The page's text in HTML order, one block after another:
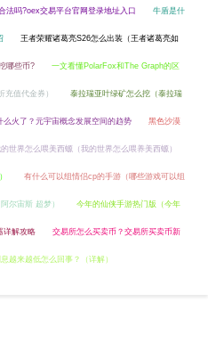
法吗?oex交易平台官网登录地址入口 牛盾是什
王者荣耀诸葛亮S26怎么出装（王者诸葛亮如
哪些币? 一文看懂PolarFox和The Graph的区
值代金券） 泰拉瑞亚叶绿矿怎么挖（泰拉瑞
么火了？元宇宙概念发展空间的趋势 黑色沙漠
世界怎么喂美西螈（我的世界怎么喂养美西螈）
有什么可以组情侣cp的手游（哪些游戏可以组
尔宙斯 超梦） 今年的仙侠手游热门版（今年
详解攻略 交易所怎么买卖币？交易所买卖币新
越来越低怎么回事？（详解）